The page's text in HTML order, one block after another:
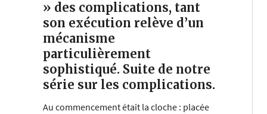
» des complications, tant
son exécution relève d’un
mécanisme
particulièrement
sophistiqué. Suite de notre
série sur les complications.
Au commencement était la cloche : placée